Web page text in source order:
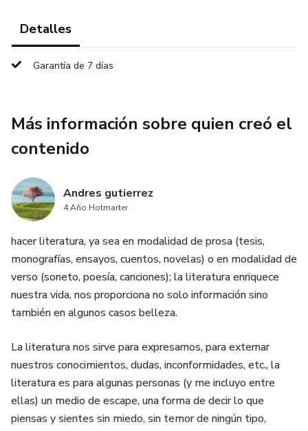
sometido las máquinas que nos explotaban, pero ahora
Psicopolítica. El psicopoder es más eficiente que el
biopoder ya que, con ayuda de la vigilancia digital, controla
procesos psicológicos inconscientes
Detalles
Garantía de 7 días
Más información sobre quien creó el
contenido
Andres gutierrez
4 Año Hotmarter
hacer literatura, ya sea en modalidad de prosa (tesis,
monografías, ensayos, cuentos, novelas) o en modalidad de
verso (soneto, poesía, canciones); la literatura enriquece
nuestra vida, nos proporciona no solo información sino
también en algunos casos belleza.
La literatura nos sirve para expresarnos, para externar
nuestros conocimientos, dudas, inconformidades, etc., la
literatura es para algunas personas (y me incluyo entre
ellas) un medio de escape, una forma de decir lo que
piensas y sientes sin miedo, sin temor de ningún tipo,